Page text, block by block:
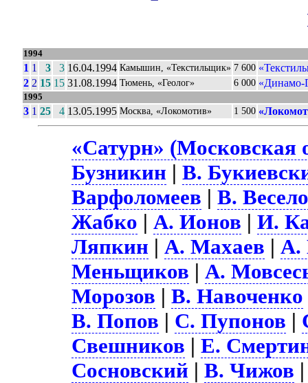
1994
1 1 3 3 16.04.1994 Камышин, «Текстильщик» 7 600
2 2 15 15 31.08.1994 Тюмень, «Геолог» 6 000 «Динамо-
1995
3 1 25 4 13.05.1995 Москва, «Локомотив» 1 500
«Сатурн» (Московская
Бузникин |В.
Варфоломеев |В.
Жабко |А. Ионов |И.
Ляпкин |А. Махаев |А.
Меньщиков |А.
Морозов |В. Навоченко
В. Попов | С. Пупонов |
Свешников |Е.
Сосновский |В. Чижов